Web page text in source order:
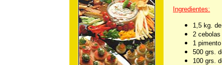
Ingredientes:
1,5 kg.
2
1
500 grs.
100 grs.